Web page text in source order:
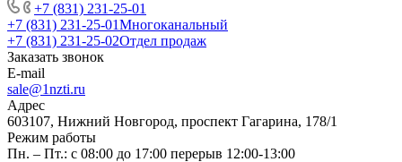
+7 (831) 231-25-01
+7 (831) 231-25-01Многоканальный
+7 (831) 231-25-02Отдел продаж
Заказать звонок
E-mail
sale@1nzti.ru
Адрес
603107, Нижний Новгород, проспект Гагарина, 178/1
Режим работы
Пн. – Пт.: с 08:00 до 17:00 перерыв 12:00-13:00